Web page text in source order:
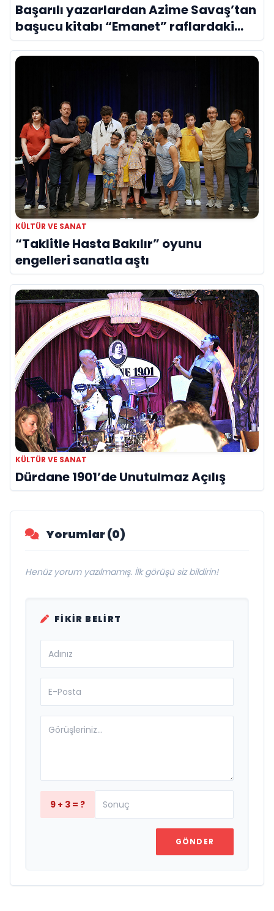
Başarılı yazarlardan Azime Savaş’tan
başucu kitabı “Emanet” raflardaki
yerini aldı
KÜLTÜR VE SANAT
“Taklitle Hasta Bakılır” oyunu
engelleri sanatla aştı
KÜLTÜR VE SANAT
Dürdane 1901’de Unutulmaz Açılış
Yorumlar (0)
Henüz yorum yazılmamış. İlk görüşü siz bildirin!
FIKIR BELIRT
9 + 3 = ?
GÖNDER